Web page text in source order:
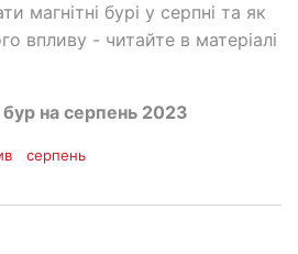
магнітні бурі у серпні та як
впливу - читайте в матеріалі
на серпень 2023
серпень